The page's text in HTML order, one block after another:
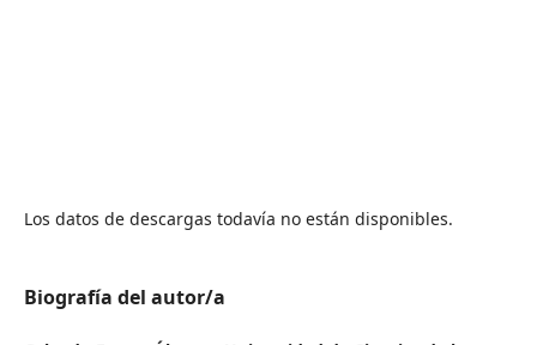
Los datos de descargas todavía no están disponibles.
Biografía del autor/a